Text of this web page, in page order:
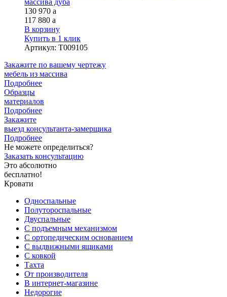
130 970 a
117 880 a
В корзину
Купить в 1 клик
Артикул: Т009105
Закажите по вашему чертежу
мебель из массива
Подробнее
Образцы
материалов
Подробнее
Закажите
выезд консультанта-замерщика
Подробнее
Не можете определиться?
Заказать консультацию
Это абсолютно
бесплатно!
Кровати
Односпальные
Полутороспальные
Двуспальные
С подъемным механизмом
С ортопедическим основанием
С выдвижными ящиками
С ковкой
Тахта
От производителя
В интернет-магазине
Недорогие